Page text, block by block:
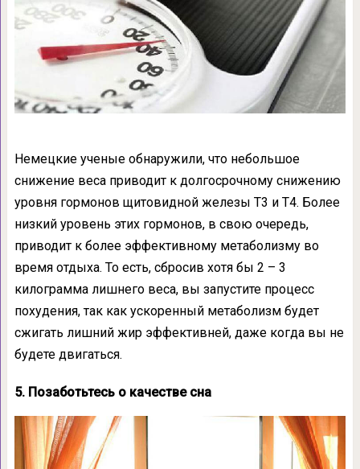
Немецкие ученые обнаружили, что небольшое
снижение веса приводит к долгосрочному снижению
уровня гормонов щитовидной железы Т3 и Т4. Более
низкий уровень этих гормонов, в свою очередь,
приводит к более эффективному метаболизму во
время отдыха. То есть, сбросив хотя бы 2 – 3
килограмма лишнего веса, вы запустите процесс
похудения, так как ускоренный метаболизм будет
сжигать лишний жир эффективней, даже когда вы не
будете двигаться.
5. Позаботьтесь о качестве сна